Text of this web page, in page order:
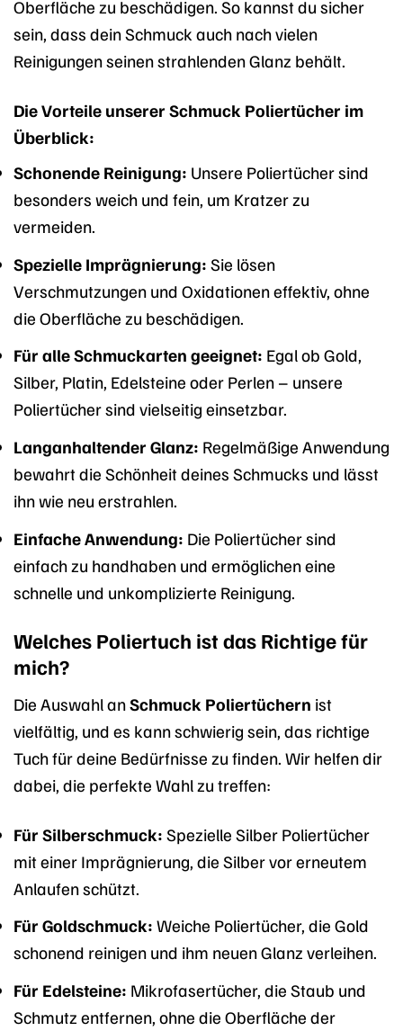
Oberfläche zu beschädigen. So kannst du sicher
sein, dass dein Schmuck auch nach vielen
Reinigungen seinen strahlenden Glanz behält.
Die Vorteile unserer Schmuck Poliertücher im
Überblick:
Schonende Reinigung: Unsere Poliertücher sind
besonders weich und fein, um Kratzer zu
vermeiden.
Spezielle Imprägnierung: Sie lösen
Verschmutzungen und Oxidationen effektiv, ohne
die Oberfläche zu beschädigen.
Für alle Schmuckarten geeignet: Egal ob Gold,
Silber, Platin, Edelsteine oder Perlen – unsere
Poliertücher sind vielseitig einsetzbar.
Langanhaltender Glanz: Regelmäßige Anwendung
bewahrt die Schönheit deines Schmucks und lässt
ihn wie neu erstrahlen.
Einfache Anwendung: Die Poliertücher sind
einfach zu handhaben und ermöglichen eine
schnelle und unkomplizierte Reinigung.
Welches Poliertuch ist das Richtige für
mich?
Die Auswahl anSchmuck Poliertüchern ist
vielfältig, und es kann schwierig sein, das richtige
Tuch für deine Bedürfnisse zu finden. Wir helfen dir
dabei, die perfekte Wahl zu treffen:
Für Silberschmuck: Spezielle Silber Poliertücher
mit einer Imprägnierung, die Silber vor erneutem
Anlaufen schützt.
Für Goldschmuck: Weiche Poliertücher, die Gold
schonend reinigen und ihm neuen Glanz verleihen.
Für Edelsteine: Mikrofasertücher, die Staub und
Schmutz entfernen, ohne die Oberfläche der